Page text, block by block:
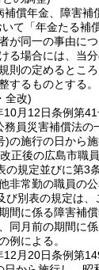
補償年金、障害補
いて「年金たる補
が同一の事由に
る場合には、当分
則の定めるとこ
するものとする。
全改)
10月12日条例第
務員災害補償法の
)の施行の日から施
正後の広島市職
の規定並びに第3
非常勤の職員の
び別表の規定は
間に係る障害補
同月前の期間に
例による。
12月20日条例第